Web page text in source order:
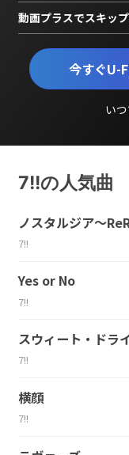
今すぐU-
い
動画プラスでスキッ
7!!の人気曲
ノスタルジア～
7!!
Yes or No
7!!
スウィート・ドラ
7!!
横顔
7!!